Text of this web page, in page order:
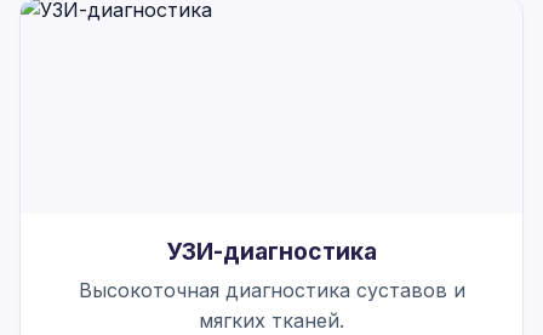
УЗИ-диагностика
Высокоточная диагностика суставов и
мягких тканей.